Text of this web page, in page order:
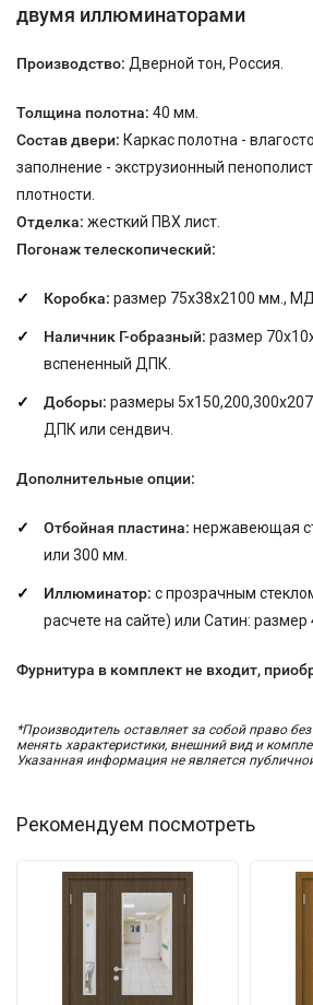
двумя иллюминаторами
Производство: Дверной тон, Россия.
Толщина полотна: 40 мм.
Состав двери: Каркас полотна -
заполнение - экструзионный
плотности.
Отделка: жесткий ПВХ лист.
Погонаж телескопический:
Коробка: размер 75х38х2100 мм.,
Наличник Г-образный: размер
вспененный ДПК.
Доборы: размеры
ДПК или сендвич.
Дополнительные опции:
Отбойная пластина: нержавеющая
или 300 мм.
Иллюминатор: с прозрачным
расчете на сайте) или Сатин: размер
Фурнитура в комплект не входит,
*Производитель оставляет за собой право
менять характеристики, внешний вид и
Указанная информация не является
Рекомендуем посмотреть